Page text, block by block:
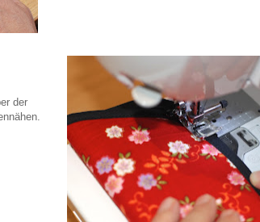
der